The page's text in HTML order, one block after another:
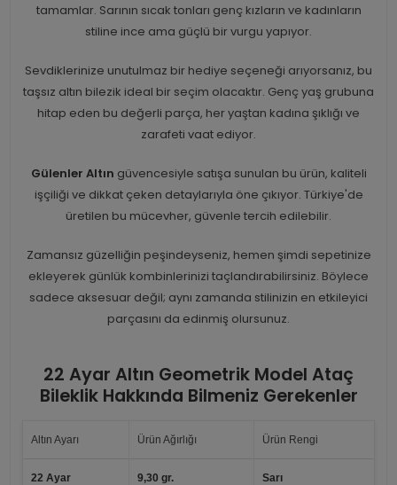
tamamlar. Sarının sıcak tonları genç kızların ve kadınların
stiline ince ama güçlü bir vurgu yapıyor.
Sevdiklerinize unutulmaz bir hediye seçeneği arıyorsanız, bu
taşsız altın bilezik ideal bir seçim olacaktır. Genç yaş grubuna
hitap eden bu değerli parça, her yaştan kadına şıklığı ve
zarafeti vaat ediyor.
Gülenler Altın güvencesiyle satışa sunulan bu ürün, kaliteli
işçiliği ve dikkat çeken detaylarıyla öne çıkıyor. Türkiye'de
üretilen bu mücevher, güvenle tercih edilebilir.
Zamansız güzelliğin peşindeyseniz, hemen şimdi sepetinize
ekleyerek günlük kombinlerinizi taçlandırabilirsiniz. Böylece
sadece aksesuar değil; aynı zamanda stilinizin en etkileyici
parçasını da edinmiş olursunuz.
22 Ayar Altın Geometrik Model Ataç
Bileklik Hakkında Bilmeniz Gerekenler
Altın Ayarı Ürün Ağırlığı Ürün Rengi
22 Ayar 9,30 gr. Sarı